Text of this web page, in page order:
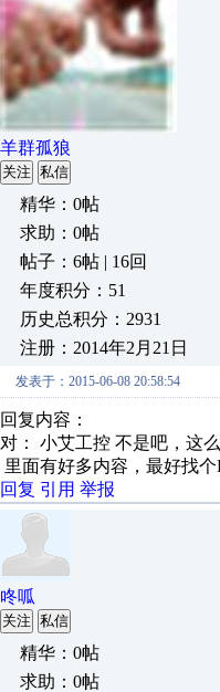
羊群孤狼
关注 私信
精华：0帖
求助：0帖
帖子：6帖 | 16回
年度积分：51
历史总积分：2931
注册：2014年2月21日
发表于：2015-06-08 20:58:54
回复内容：
对： 小艾工控 不是吧，这
里面有好多内容，最好找
回复 引用 举报
咚呱
关注 私信
精华：0帖
求助：0帖